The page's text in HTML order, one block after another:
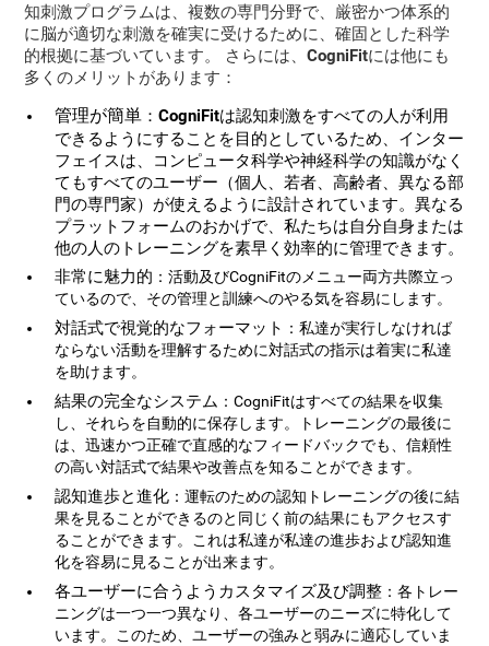
知刺激プログラムは、複数の専門分野で、厳密かつ体系的
に脳が適切な刺激を確実に受けるために、確固とした科学
的根拠に基づいています。 さらには、CogniFitには他にも
多くのメリットがあります：
管理が簡単 ：CogniFitは認知刺激をすべての人が利用
できるようにすることを目的としているため、インター
フェイスは、コンピュータ科学や神経科学の知識がなく
てもすべてのユーザー（個人、若者、高齢者、異なる部
門の専門家）が使えるように設計されています。異なる
プラットフォームのおかげで、私たちは自分自身または
他の人のトレーニングを素早く効率的に管理できます。
非常に魅力的 ：活動及びCogniFitのメニュー両方共際立っ
ているので、その管理と訓練へのやる気を容易にします。
対話式で視覚的なフォーマット ：私達が実行しなければ
ならない活動を理解するために対話式の指示は着実に私達
を助けます。
結果の完全なシステム ：CogniFitはすべての結果を収集
し、それらを自動的に保存します。トレーニングの最後に
は、迅速かつ正確で直感的なフィードバックでも、信頼性
の高い対話式で結果や改善点を知ることができます。
認知進歩と進化 ：運転のための認知トレーニングの後に結
果を見ることができるのと同じく前の結果にもアクセスす
ることができます。これは私達が私達の進歩および認知進
化を容易に見ることが出来ます。
各ユーザーに合うようカスタマイズ及び調整 ：各トレー
ニングは一つ一つ異なり、各ユーザーのニーズに特化して
います。このため、ユーザーの強みと弱みに適応していま